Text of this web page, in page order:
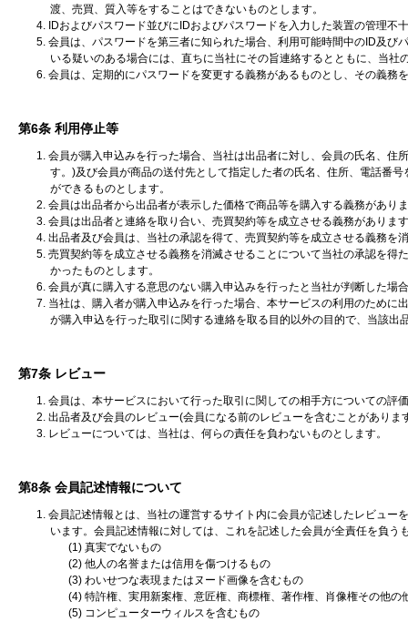
渡、売買、質入等をすることはできないものとします。
4. IDおよびパスワード並びにIDおよびパスワードを入力した装置の管理
5. 会員は、パスワードを第三者に知られた場合、利用可能時間中のID及
いる疑いのある場合には、直ちに当社にその旨連絡するとともに、当社
6. 会員は、定期的にパスワードを変更する義務があるものとし、その義務
第6条 利用停止等
1. 会員が購入申込みを行った場合、当社は出品者に対し、会員の氏名、
す。)及び会員が商品の送付先として指定した者の氏名、住所、電話番
ができるものとします。
2. 会員は出品者から出品者が表示した価格で商品等を購入する義務があり
3. 会員は出品者と連絡を取り合い、売買契約等を成立させる義務がありま
4. 出品者及び会員は、当社の承認を得て、売買契約等を成立させる義務を
5. 売買契約等を成立させる義務を消滅させることについて当社の承認を
かったものとします。
6. 会員が真に購入する意思のない購入申込みを行ったと当社が判断した場
7. 当社は、購入者が購入申込みを行った場合、本サービスの利用のため
が購入申込を行った取引に関する連絡を取る目的以外の目的で、当該
第7条 レビュー
1. 会員は、本サービスにおいて行った取引に関しての相手方についての
2. 出品者及び会員のレビュー(会員になる前のレビューを含むことがあり
3. レビューについては、当社は、何らの責任を負わないものとします。
第8条 会員記述情報について
1. 会員記述情報とは、当社の運営するサイト内に会員が記述したレビュ
います。会員記述情報に対しては、これを記述した会員が全責任を負
(1) 真実でないもの
(2) 他人の名誉または信用を傷つけるもの
(3) わいせつな表現またはヌード画像を含むもの
(4) 特許権、実用新案権、意匠権、商標権、著作権、肖像権その他の
(5) コンピューターウィルスを含むもの